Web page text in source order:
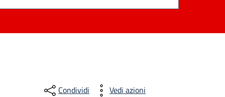
Condividi Vedi azioni